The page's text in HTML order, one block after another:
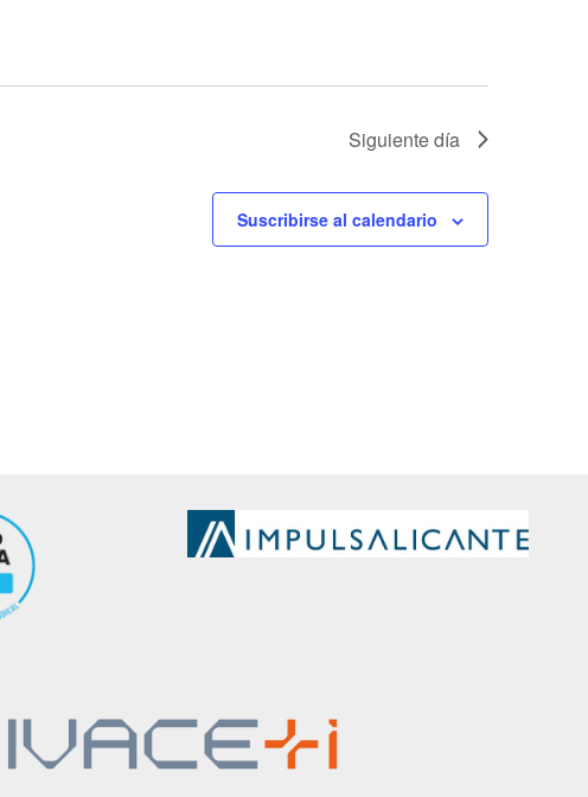
Siguiente día
Suscribirse al calendario